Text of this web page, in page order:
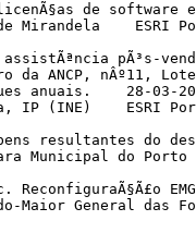
licenÃ§as de
Mirandela    ESRI
pÃ³s-
da ANCP, nÂº11,
anuais.    28-
IP (INE)    ESRI
resultantes do
Municipal do
ReconfiguraÃ§Ã£o
Maior General das